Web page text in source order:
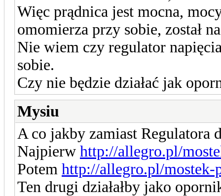
Więc prądnica jest mocna,
omomierza przy sobie, został
Nie wiem czy regulator
sobie.
Czy nie będzie działać jak
Mysiu
A co jakby zamiast Regulatora
Najpierw http://allegro.pl/
Potem http://allegro.pl/
Ten drugi działałby jako